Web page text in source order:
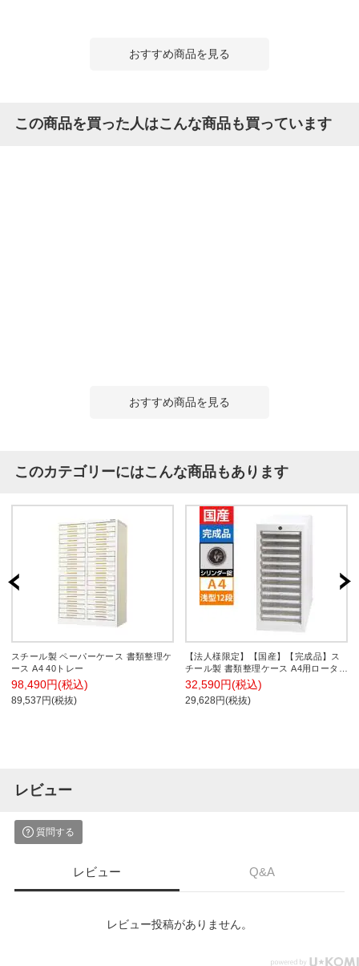
おすすめ商品を見る
この商品を買った人はこんな商品も買っています
おすすめ商品を見る
このカテゴリーにはこんな商品もあります
スチール製 ペーパーケース 書類整理ケ
ース A4 40トレー
98,490円(税込)
89,537円(税抜)
【法人様限定】【国産】【完成品】ス
チール製 書類整理ケース A4用ロータイ
プ 浅型12段 シリンダー錠 オールロッ
クキャビネット AP-112LC
32,590円(税込)
29,628円(税抜)
レビュー
質問する
レビュー Q&A
レビュー投稿がありません。